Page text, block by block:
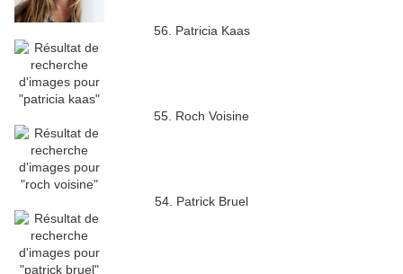
56. Patricia Kaas
55. Roch Voisine
54. Patrick Bruel